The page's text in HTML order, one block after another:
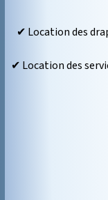
✔ Location
✔ Location des